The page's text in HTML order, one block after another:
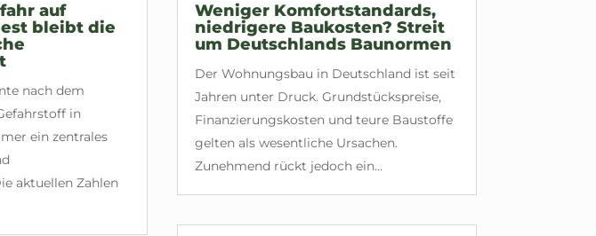
auf
bleibt die
nach dem
in
ein zentrales
aktuellen Zahlen
Weniger Komfortstandards,
niedrigere Baukosten? Streit
um Deutschlands Baunormen
Der Wohnungsbau in Deutschland ist seit
Jahren unter Druck. Grundstückspreise,
Finanzierungskosten und teure Baustoffe
gelten als wesentliche Ursachen.
Zunehmend rückt jedoch ein...